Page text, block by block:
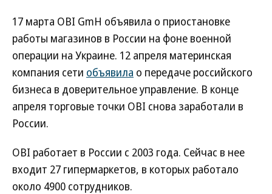
17 марта OBI GmH объявила о приостановке
работы магазинов в России на фоне военной
операции на Украине. 12 апреля материнская
компания сети объявила о передаче российского
бизнеса в доверительное управление. В конце
апреля торговые точки OBI снова заработали в
России.
OBI работает в России с 2003 года. Сейчас в нее
входит 27 гипермаркетов, в которых работало
около 4900 сотрудников.